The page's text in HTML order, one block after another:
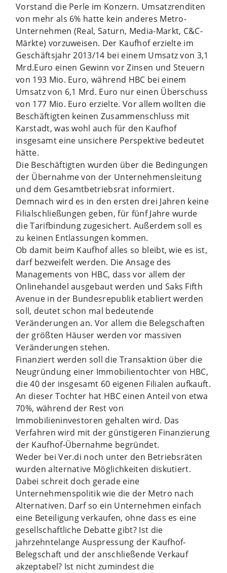
Vorstand die Perle im Konzern. Umsatzrenditen
von mehr als 6% hatte kein anderes Metro-
Unternehmen (Real, Saturn, Media-Markt, C&C-
Märkte) vorzuweisen. Der Kaufhof erzielte im
Geschäftsjahr 2013/14 bei einem Umsatz von 3,1
Mrd.Euro einen Gewinn vor Zinsen und Steuern
von 193 Mio. Euro, während HBC bei einem
Umsatz von 6,1 Mrd. Euro nur einen Überschuss
von 177 Mio. Euro erzielte. Vor allem wollten die
Beschäftigten keinen Zusammenschluss mit
Karstadt, was wohl auch für den Kaufhof
insgesamt eine unsichere Perspektive bedeutet
hätte.
Die Beschäftigten wurden über die Bedingungen
der Übernahme von der Unternehmensleitung
und dem Gesamtbetriebsrat informiert.
Demnach wird es in den ersten drei Jahren keine
Filialschließungen geben, für fünf Jahre wurde
die Tarifbindung zugesichert. Außerdem soll es
zu keinen Entlassungen kommen.
Ob damit beim Kaufhof alles so bleibt, wie es ist,
darf bezweifelt werden. Die Ansage des
Managements von HBC, dass vor allem der
Onlinehandel ausgebaut werden und Saks Fifth
Avenue in der Bundesrepublik etabliert werden
soll, deutet schon mal bedeutende
Veränderungen an. Vor allem die Belegschaften
der größten Häuser werden vor massiven
Veränderungen stehen.
Finanziert werden soll die Transaktion über die
Neugründung einer Immobilientochter von HBC,
die 40 der insgesamt 60 eigenen Filialen aufkauft.
An dieser Tochter hat HBC einen Anteil von etwa
70%, während der Rest von
Immobilieninvestoren gehalten wird. Das
Verfahren wird mit der günstigeren Finanzierung
der Kaufhof-Übernahme begründet.
Weder bei Ver.di noch unter den Betriebsräten
wurden alternative Möglichkeiten diskutiert.
Dabei schreit doch gerade eine
Unternehmenspolitik wie die der Metro nach
Alternativen. Darf so ein Unternehmen einfach
eine Beteiligung verkaufen, ohne dass es eine
gesellschaftliche Debatte gibt? Ist die
jahrzehntelange Auspressung der Kaufhof-
Belegschaft und der anschließende Verkauf
akzeptabel? Ist nicht zumindest die